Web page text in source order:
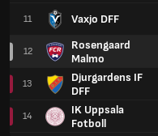
11 Vaxjo DFF
12
Rosengaard
Malmo
13
Djurgardens IF
DFF
14
IK Uppsala
Fotboll